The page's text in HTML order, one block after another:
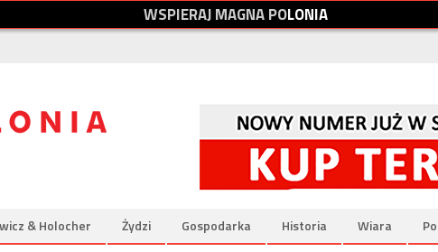
WSPIERAJMAGNAPOLONIA
& Holocher Żydzi Gospodarka Historia Wiara